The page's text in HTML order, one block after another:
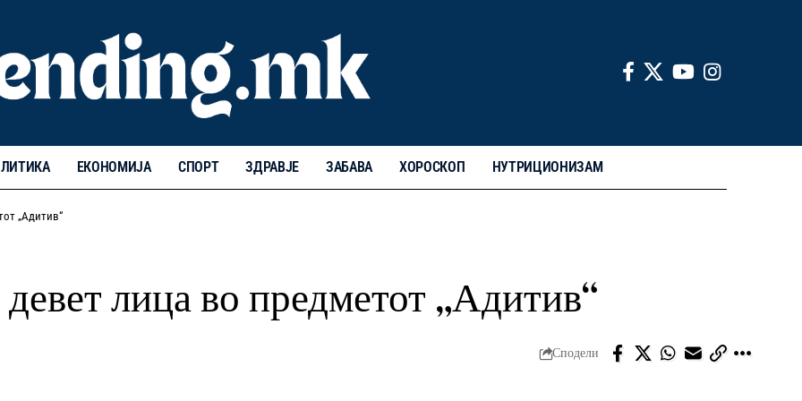
ЕКОНОМИЈА СПОРТ ЗДРАВЈЕ ЗАБАВА ХОРОСКОП НУТРИЦИОНИЗАМ
„Адитив“
лица во предметот „Адитив“
Сподели